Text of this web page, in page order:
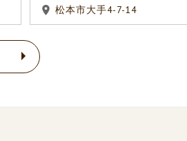
松本市大手4-7-14